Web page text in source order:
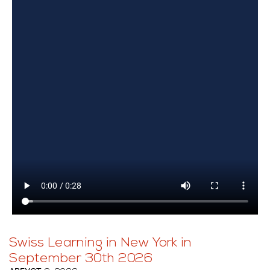
Swiss Learning in New York in
September 30th 2026